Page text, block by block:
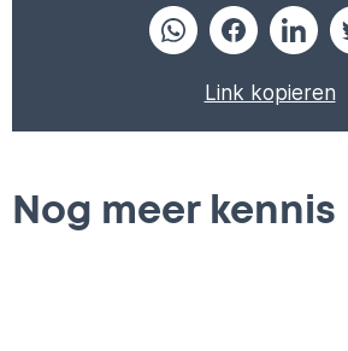
Link kopieren
Nog meer kennis